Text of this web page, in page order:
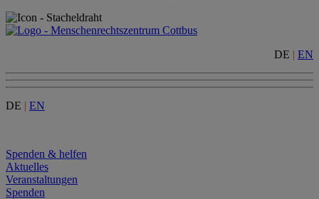
DE | EN
DE | EN
Spenden & helfen
Aktuelles
Veranstaltungen
Spenden